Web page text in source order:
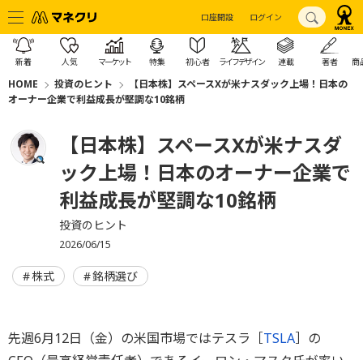
口座開設 ログイン
新着 人気 マーケット 特集 初心者 ライフデザイン 連載 著者 商
HOME 投資のヒント
【日本株】スペースXが米ナスダック上場！日本の
オーナー企業で利益成長が堅調な10銘柄
【日本株】スペースXが米ナスダ
ック上場！日本のオーナー企業で
利益成長が堅調な10銘柄
投資のヒント
2026/06/15
株式 銘柄選び
先週6月12日（金）の米国市場ではテスラ［TSLA］の